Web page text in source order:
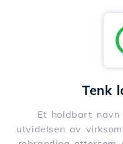
Tenk
Et holdbart
utvidelsen av